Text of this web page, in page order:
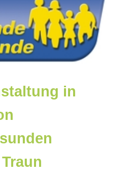
in